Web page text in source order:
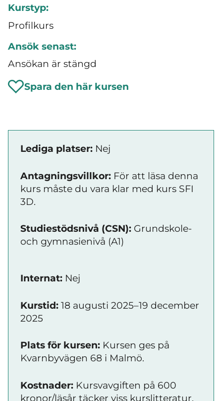
Kurstyp:
Profilkurs
Ansök senast:
Ansökan är stängd
Spara den här kursen
Lediga platser: Nej
Antagningsvillkor: För att läsa denna
kurs måste du vara klar med kurs SFI
3D.
Studiestödsnivå (CSN): Grundskole-
och gymnasienivå (A1)
Internat: Nej
Kurstid: 18 augusti 2025–19 december
2025
Plats för kursen: Kursen ges på
Kvarnbyvägen 68 i Malmö.
Kostnader: Kursvavgiften på 600
kronor/läsår täcker viss kurslitteratur,